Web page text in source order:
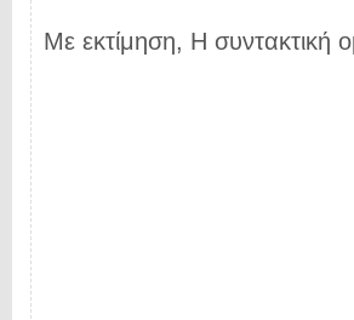
Με εκτίμηση, Η συντακτική